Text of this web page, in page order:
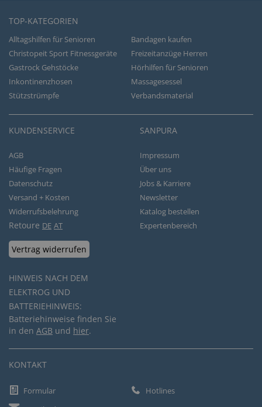
TOP-KATEGORIEN
Alltagshilfen für Senioren
Bandagen kaufen
Christopeit Sport Fitnessgeräte
Freizeitanzüge Herren
Gastrock Gehstöcke
Hörhilfen für Senioren
Inkontinenzhosen
Massagesessel
Stützstrümpfe
Verbandsmaterial
KUNDENSERVICE
AGB
Häufige Fragen
Datenschutz
Versand + Kosten
Widerrufsbelehrung
Retoure DE AT
Vertrag widerrufen
HINWEIS NACH DEM
ELEKTROG UND
BATTERIEHINWEIS:
Batteriehinweise finden Sie
in den AGB und hier.
SANPURA
Impressum
Über uns
Jobs & Karriere
Newsletter
Katalog bestellen
Expertenbereich
KONTAKT
Formular
Hotlines